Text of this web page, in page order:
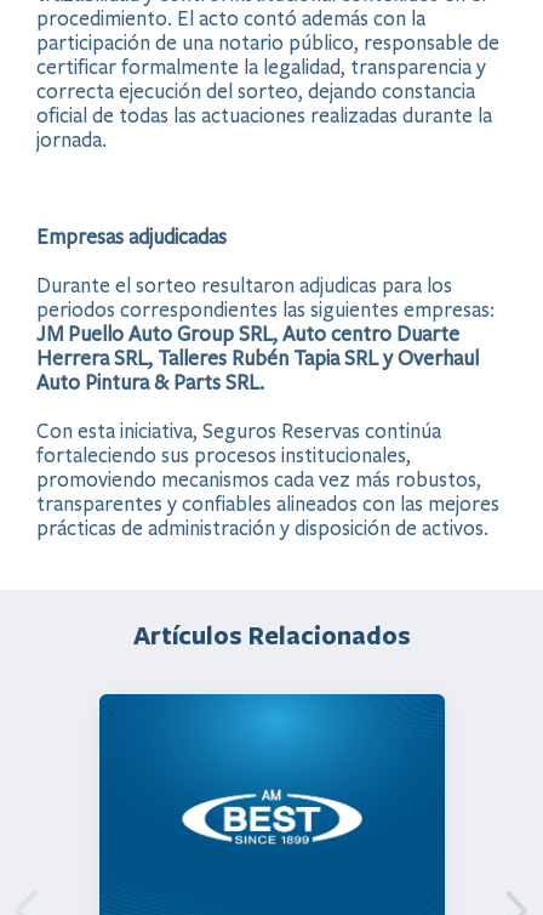
procedimiento. El acto contó además con la
participación de una notario público, responsable de
certificar formalmente la legalidad, transparencia y
correcta ejecución del sorteo, dejando constancia
oficial de todas las actuaciones realizadas durante la
jornada.
Empresas adjudicadas
Durante el sorteo resultaron adjudicas para los
periodos correspondientes las siguientes empresas:
JM Puello Auto Group SRL, Auto centro Duarte
Herrera SRL, Talleres Rubén Tapia SRL y Overhaul
Auto Pintura & Parts SRL.
Con esta iniciativa, Seguros Reservas continúa
fortaleciendo sus procesos institucionales,
promoviendo mecanismos cada vez más robustos,
transparentes y confiables alineados con las mejores
prácticas de administración y disposición de activos.
Artículos Relacionados